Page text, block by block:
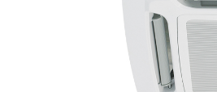
Чиллеры и
Очистители
Аксессуары